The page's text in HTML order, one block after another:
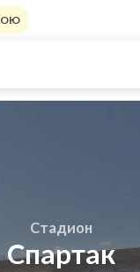
Стадион
Спартак